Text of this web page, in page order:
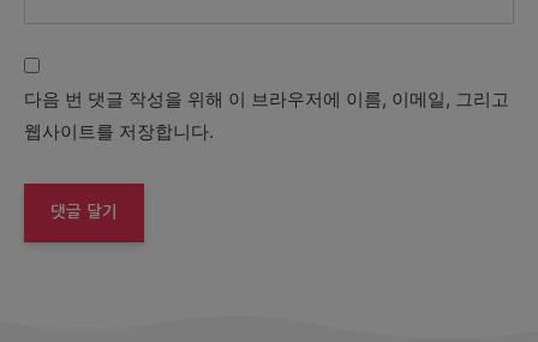
다음 번 댓글 작성을 위해 이 브라우저에 이름, 이메일, 그리고
웹사이트를 저장합니다.